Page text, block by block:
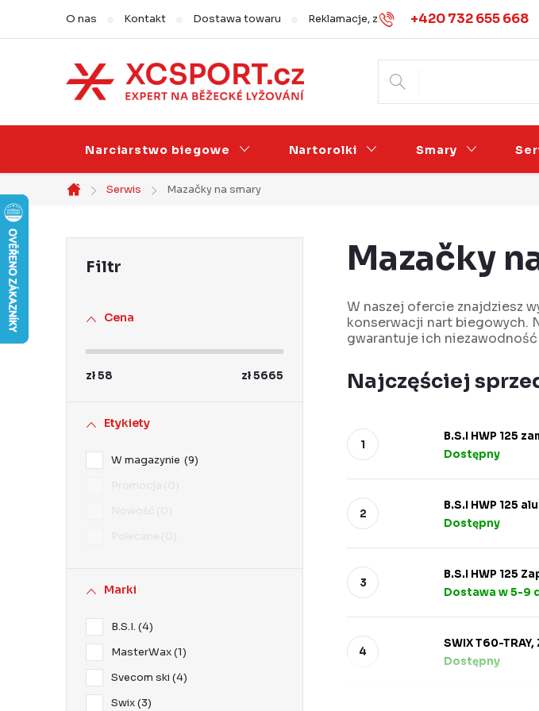
treści
+420 732 655 668
O nas Kontakt Dostawa towaru Reklamacje, zwroty i wymiany Warunki
Narciarstwo biegowe Nartorolki Smary
Home
Serwis Mazačky na smary
Cena
zł58 zł5665
Etykiety
W magazynie
9
Marki
B.S.I. 4
MasterWax 1
Svecom ski 4
Swix 3
Mazačky
W naszej ofercie znajdziesz
konserwacji nart biegowych.
gwarantuje ich niezawodność
Najczęściej
B.S.I HWP 125
Dostępny
B.S.I HWP 125
Dostępny
B.S.I HWP 125
Dostawa w 5-9
SWIX T60-
Dostępny